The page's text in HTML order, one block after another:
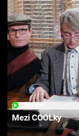
Mezi COOLky